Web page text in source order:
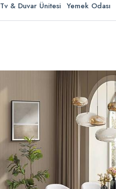
Tv & Duvar Ünitesi Yemek Odası